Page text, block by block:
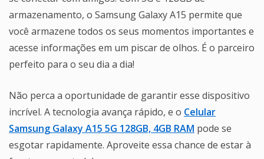
armazenamento, o Samsung Galaxy A15 permite que
você armazene todos os seus momentos importantes e
acesse informações em um piscar de olhos. É o parceiro
perfeito para o seu dia a dia!
Não perca a oportunidade de garantir esse dispositivo
incrível. A tecnologia avança rápido, e o Celular
Samsung Galaxy A15 5G 128GB, 4GB RAM pode se
esgotar rapidamente. Aproveite essa chance de estar à